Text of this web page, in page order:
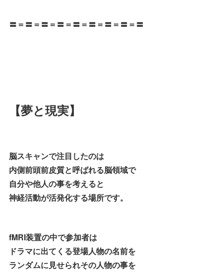
〓＝〓＝〓＝〓＝〓＝〓＝〓＝〓＝〓
【夢と現実】
脳スキャンで注目したのは
内側前頭前皮質と呼ばれる脳領域で
自分や他人の事を考えると
神経活動が活発化する場所です。
fMRI装置の中で参加者は
ドラマに出てくる登場人物の名前を
ランダムに見せられその人物の事を